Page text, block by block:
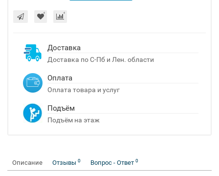
Доставка
Доставка по С-Пб и Лен. области
Оплата
Оплата товара и услуг
Подъём
Подъём на этаж
Описание Отзывы 0 Вопрос - Ответ 0